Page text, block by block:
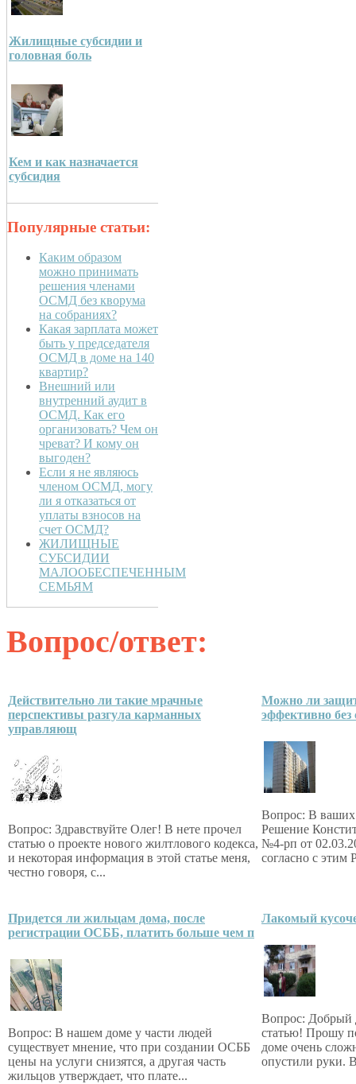
Жилищные субсидии и
головная боль
Кем и как назначается
субсидия
Популярные статьи:
Каким образом
можно принимать
решения членами
ОСМД без кворума
на собраниях?
Какая зарплата может
быть у председателя
ОСМД в доме на 140
квартир?
Внешний или
внутренний аудит в
ОСМД. Как его
организовать? Чем он
чреват? И кому он
выгоден?
Если я не являюсь
членом ОСМД, могу
ли я отказаться от
уплаты взносов на
счет ОСМД?
ЖИЛИЩНЫЕ
СУБСИДИИ
МАЛООБЕСПЕЧЕННЫМ
СЕМЬЯМ
Вопрос/ответ:
Действительно ли такие мрачные
перспективы разгула карманных
управляющ
Вопрос: Здравствуйте Олег! В нете прочел
статью о проекте нового жилтлового кодекса,
и некоторая информация в этой статье меня,
честно говоря, с...
Можно ли
эффективно
Вопрос: В ваших
Решение
№4-рп от
согласно с
Придется ли жильцам дома, после
регистрации ОСББ, платить больше чем п
Вопрос: В нашем доме у части людей
существует мнение, что при создании ОСББ
цены на услуги снизятся, а другая часть
жильцов утверждает, что плате...
Лакомый
Вопрос: Добрый
статью! Прошу
доме очень
опустили руки.